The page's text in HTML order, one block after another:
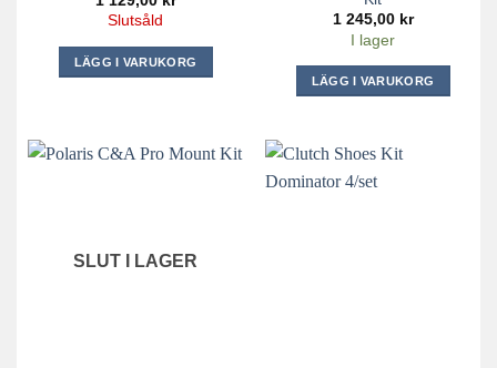
Slutsåld
LÄGG I VARUKORG
1 245,00 kr
I lager
LÄGG I VARUKORG
SLUT I LAGER